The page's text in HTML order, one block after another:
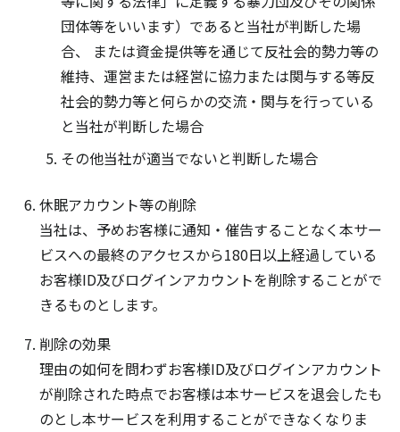
団体等をいいます）であると当社が判断した場
合、 または資金提供等を通じて反社会的勢力等の
維持、運営または経営に協力または関与する等反
社会的勢力等と何らかの交流・関与を行っている
と当社が判断した場合
その他当社が適当でないと判断した場合
休眠アカウント等の削除
当社は、予めお客様に通知・催告することなく本サー
ビスへの最終のアクセスから180日以上経過している
お客様ID及びログインアカウントを削除することがで
きるものとします。
削除の効果
理由の如何を問わずお客様ID及びログインアカウント
が削除された時点でお客様は本サービスを退会したも
のとし本サービスを利用することができなくなりま